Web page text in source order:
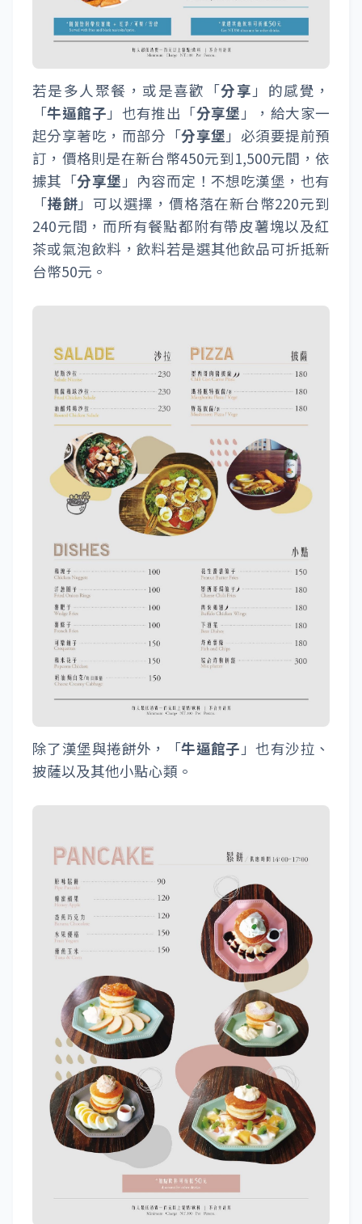
若是多人聚餐，或是喜歡「分享」的感覺，
「牛逼館子」也有推出「分享堡」，給大家一
起分享著吃，而部分「分享堡」必須要提前預
訂，價格則是在新台幣450元到1,500元間，依
據其「分享堡」內容而定！不想吃漢堡，也有
「捲餅」可以選擇，價格落在新台幣220元到
240元間，而所有餐點都附有帶皮薯塊以及紅
茶或氣泡飲料，飲料若是選其他飲品可折抵新
台幣50元。
除了漢堡與捲餅外，「牛逼館子」也有沙拉、
披薩以及其他小點心類。